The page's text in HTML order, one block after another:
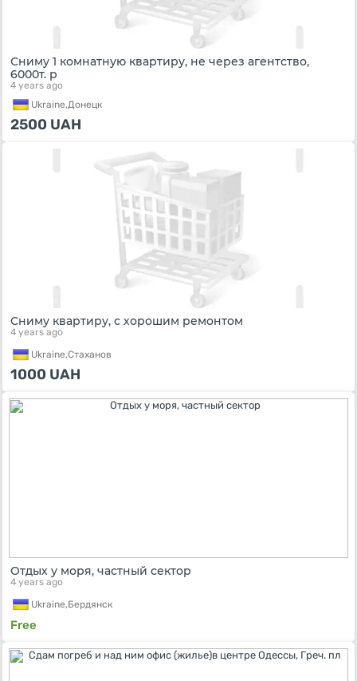
Сниму 1 комнатную квартиру, не через агентство,
6000т. р
4 years ago
Ukraine,Донецк
2500 UAH
Сниму квартиру, с хорошим ремонтом
4 years ago
Ukraine,Стаханов
1000 UAH
Отдых у моря, частный сектор
4 years ago
Ukraine,Бердянск
Free